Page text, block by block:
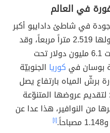
في العالم
في شاطئ دادايبو أكبر
نافورة في العالم، حيث يبلغ طولها 2.519 متراً مربعاً، وقد
تمّ بناء هذه النافورة التي كلّفت 6.1 مليون دولار تحت
بوسان في كوريا الجنوبيّة
برشّ المياه بارتفاع يصل
لتقديم عروضها المتنوّعة
من النوافير، هذا عدا عن
[١]